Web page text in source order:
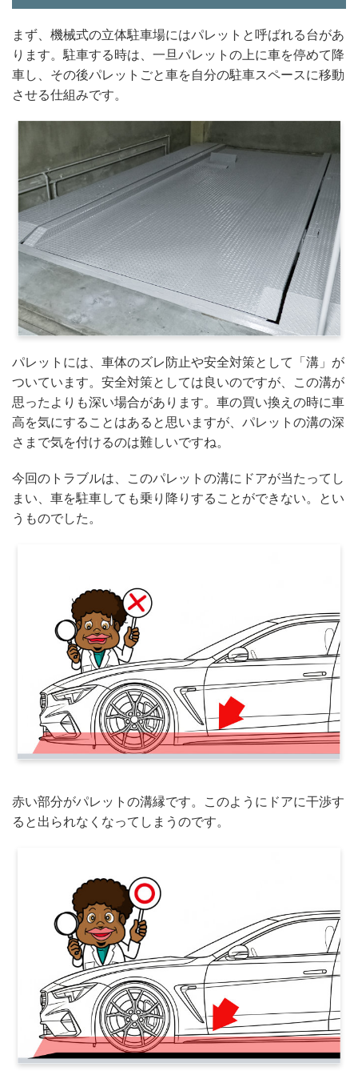
まず、機械式の立体駐車場にはパレットと呼ばれる台があ
ります。駐車する時は、一旦パレットの上に車を停めて降
車し、その後パレットごと車を自分の駐車スペースに移動
させる仕組みです。
パレットには、車体のズレ防止や安全対策として「溝」が
ついています。安全対策としては良いのですが、この溝が
思ったよりも深い場合があります。車の買い換えの時に車
高を気にすることはあると思いますが、パレットの溝の深
さまで気を付けるのは難しいですね。
今回のトラブルは、このパレットの溝にドアが当たってし
まい、車を駐車しても乗り降りすることができない。とい
うものでした。
赤い部分がパレットの溝縁です。このようにドアに干渉す
ると出られなくなってしまうのです。